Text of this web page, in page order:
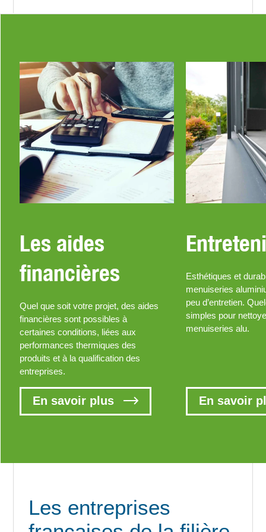
Les aides
financières
Quel que soit votre projet, des aides
financières sont possibles à
certaines conditions, liées aux
performances thermiques des
produits et à la qualification des
entreprises.
En savoir plus
Esthétiques et
menuiseries
peu d’entretien.
simples pour
menuiseries alu.
En savoir
Les entreprises